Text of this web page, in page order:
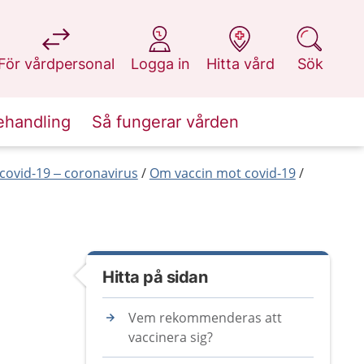
vårdpersonal
på 1177.se
Logga in
på 1177.se
Hitta vård
på 1177.se
Sök
på 1177.se
Så fungerar vården
19 – coronavirus
Om vaccin mot covid-19
Hitta på sidan
Vem rekommenderas att
vaccinera sig?